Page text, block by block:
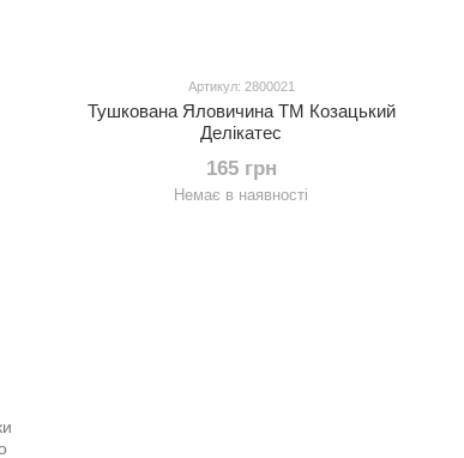
Артикул: 2800021
Тушкована Яловичина ТМ Козацький
Делікатес
165 грн
Немає в наявності